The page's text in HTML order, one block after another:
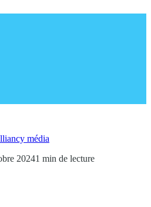
média
20241 min de lecture